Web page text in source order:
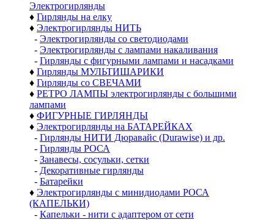
Электро­гирлянды
♦ Гирлянды на елку
♦ Электрогирлянды НИТЬ
- Электрогирлянды со светодиодами
- Электрогирлянды с лампами накаливания
- Гирлянды с фигурными лампами и насадками
♦ Гирлянды МУЛЬТИШАРИКИ
♦ Гирлянды со СВЕЧАМИ
♦ РЕТРО ЛАМПЫ электрогирлянды с большими
лампами
♦ ФИГУРНЫЕ ГИРЛЯНДЫ
♦ Электрогирлянды на БАТАРЕЙКАХ
- Гирлянды НИТИ Дюравайс (Durawise) и др.
- Гирлянды РОСА
- Занавесы, сосульки, сетки
- Декоративные гирлянды
- Батарейки
♦ Электрогирлянды с минидиодами РОСА
(КАПЕЛЬКИ)
- Капельки - нити с адаптером от сети